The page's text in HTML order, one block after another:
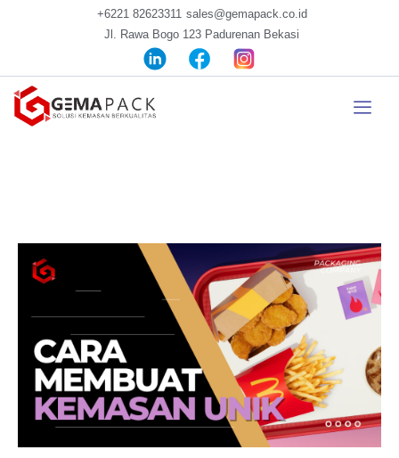
+6221 82623311 sales@gemapack.co.id
Jl. Rawa Bogo 123 Padurenan Bekasi